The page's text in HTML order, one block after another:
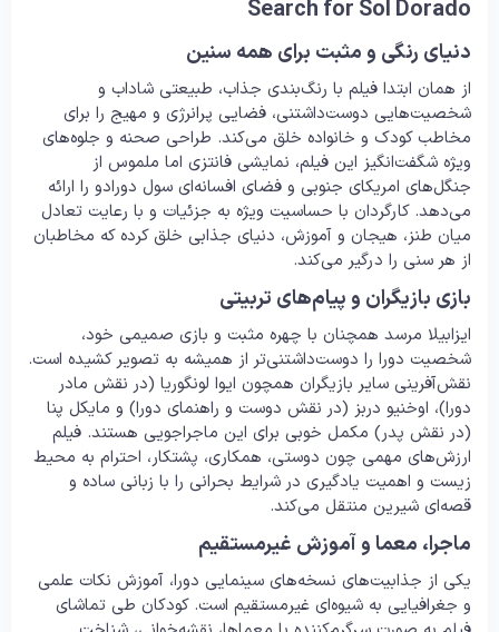
Search for Sol Dorado
دنیای رنگی و مثبت برای همه سنین
از همان ابتدا فیلم با رنگ‌بندی جذاب، طبیعتی شاداب و
شخصیت‌هایی دوست‌داشتنی، فضایی پرانرژی و مهیج را برای
مخاطب کودک و خانواده خلق می‌کند. طراحی صحنه و جلوه‌های
ویژه شگفت‌انگیز این فیلم، نمایشی فانتزی اما ملموس از
جنگل‌های امریکای جنوبی و فضای افسانه‌ای سول دورادو را ارائه
می‌دهد. کارگردان با حساسیت ویژه به جزئیات و با رعایت تعادل
میان طنز، هیجان و آموزش، دنیای جذابی خلق کرده که مخاطبان
از هر سنی را درگیر می‌کند.
بازی بازیگران و پیام‌های تربیتی
ایزابیلا مرسد همچنان با چهره مثبت و بازی صمیمی خود،
شخصیت دورا را دوست‌داشتنی‌تر از همیشه به تصویر کشیده است.
نقش‌آفرینی سایر بازیگران همچون ایوا لونگوریا (در نقش مادر
دورا)، اوخنیو دربز (در نقش دوست و راهنمای دورا) و مایکل پنا
(در نقش پدر) مکمل خوبی برای این ماجراجویی هستند. فیلم
ارزش‌های مهمی چون دوستی، همکاری، پشتکار، احترام به محیط
زیست و اهمیت یادگیری در شرایط بحرانی را با زبانی ساده و
قصه‌ای شیرین منتقل می‌کند.
ماجرا، معما و آموزش غیرمستقیم
یکی از جذابیت‌های نسخه‌های سینمایی دورا، آموزش نکات علمی
و جغرافیایی به شیوه‌ای غیرمستقیم است. کودکان طی تماشای